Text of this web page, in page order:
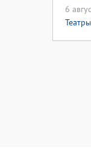
6
Театры